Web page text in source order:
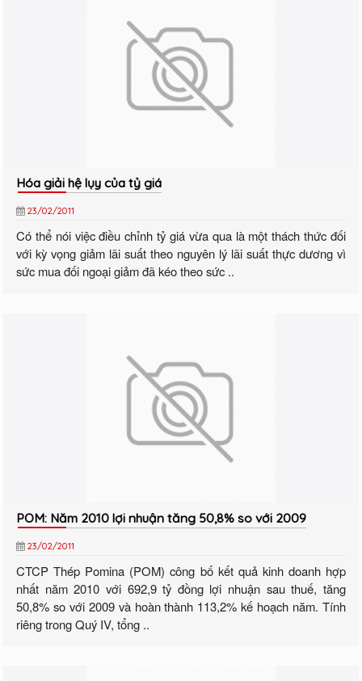
Hóa giải hệ lụy của tỷ giá
23/02/2011
Có thể nói việc điều chỉnh tỷ giá vừa qua là một thách thức đối
với kỳ vọng giảm lãi suất theo nguyên lý lãi suất thực dương vì
sức mua đối ngoại giảm đã kéo theo sức ..
POM: Năm 2010 lợi nhuận tăng 50,8% so với 2009
23/02/2011
CTCP Thép Pomina (POM) công bố kết quả kinh doanh hợp
nhất năm 2010 với 692,9 tỷ đồng lợi nhuận sau thuế, tăng
50,8% so với 2009 và hoàn thành 113,2% kế hoạch năm. Tính
riêng trong Quý IV, tổng ..